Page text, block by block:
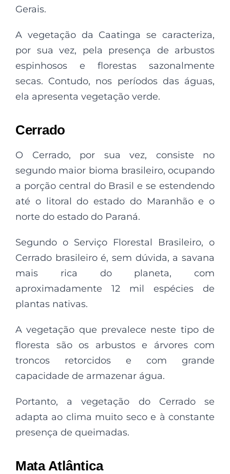
Gerais.
A vegetação da Caatinga se caracteriza,
por sua vez, pela presença de arbustos
espinhosos e florestas sazonalmente
secas. Contudo, nos períodos das águas,
ela apresenta vegetação verde.
Cerrado
O Cerrado, por sua vez, consiste no
segundo maior bioma brasileiro, ocupando
a porção central do Brasil e se estendendo
até o litoral do estado do Maranhão e o
norte do estado do Paraná.
Segundo o Serviço Florestal Brasileiro, o
Cerrado brasileiro é, sem dúvida, a savana
mais rica do planeta, com
aproximadamente 12 mil espécies de
plantas nativas.
A vegetação que prevalece neste tipo de
floresta são os arbustos e árvores com
troncos retorcidos e com grande
capacidade de armazenar água.
Portanto, a vegetação do Cerrado se
adapta ao clima muito seco e à constante
presença de queimadas.
Mata Atlântica